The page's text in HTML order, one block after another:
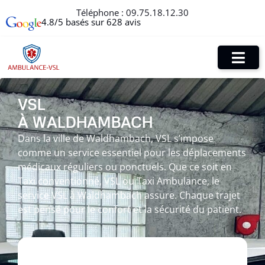
Téléphone : 09.75.18.12.30
4.8/5 basés sur 628 avis
VSL
À WALDHAMBACH
Dans la ville de Waldhambach, VSL s’impose
comme un service essentiel pour les déplacements
médicaux réguliers ou ponctuels. Que ce soit en
Taxi conventionné, VSL ou Taxi Ambulance, le
service VSL à Waldhambach assure. Chaque trajet
est pensé pour le confort et la sécurité du patient.